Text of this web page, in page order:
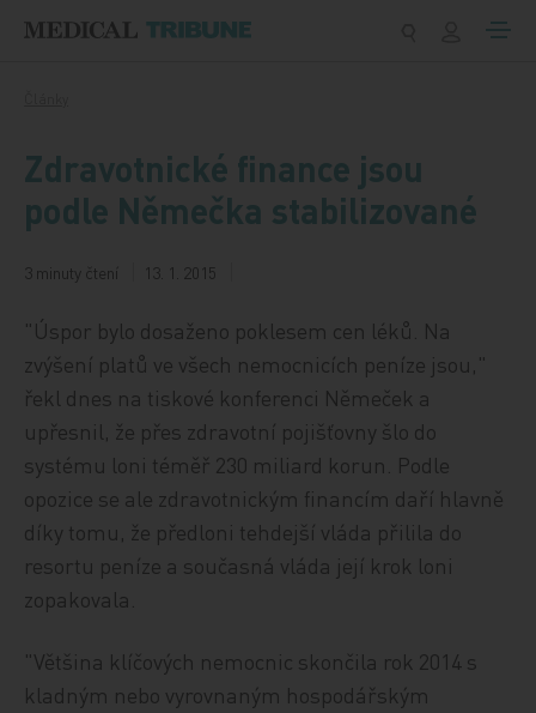
Zdravotnické finance jsou
podle Němečka stabilizované
3 minuty čtení 13. 1. 2015
"Úspor bylo dosaženo poklesem cen léků. Na
zvýšení platů ve všech nemocnicích peníze jsou,"
řekl dnes na tiskové konferenci Němeček a
upřesnil, že přes zdravotní pojišťovny šlo do
systému loni téměř 230 miliard korun. Podle
opozice se ale zdravotnickým financím daří hlavně
díky tomu, že předloni tehdejší vláda přilila do
resortu peníze a současná vláda její krok loni
zopakovala.
"Většina klíčových nemocnic skončila rok 2014 s
kladným nebo vyrovnaným hospodářským